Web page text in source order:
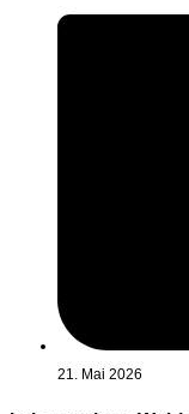
21. Mai 2026